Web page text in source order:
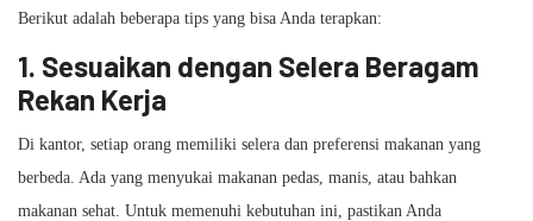
Berikut adalah beberapa tips yang bisa Anda terapkan:
1. Sesuaikan dengan Selera Beragam
Rekan Kerja
Di kantor, setiap orang memiliki selera dan preferensi makanan yang
berbeda. Ada yang menyukai makanan pedas, manis, atau bahkan
makanan sehat. Untuk memenuhi kebutuhan ini, pastikan Anda